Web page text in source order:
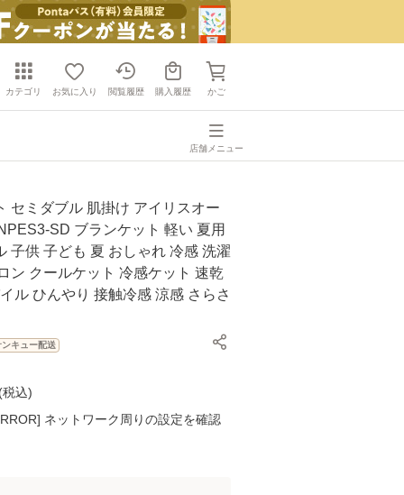
カテゴリ お気に入り 閲覧履歴 購入履歴 かご
店舗メニュー
セミダブル 肌掛け アイリスオー
SD ブランケット 軽い 夏用
子供 子ども 夏 おしゃれ 冷感 洗濯
ン クールケット 冷感ケット 速乾
ル ひんやり 接触冷感 涼感 さらさ
ンキュー配送
税込)
ネットワーク周りの設定を確認